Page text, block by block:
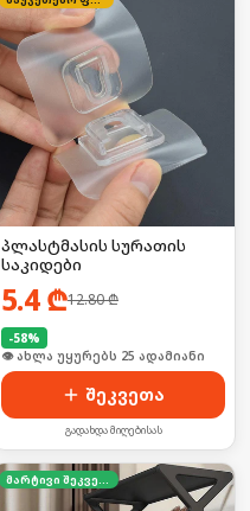
პლასტმასის სურათის
საკიდები
5.4₾12.80₾
-58%
🛒 ბოლო 24სთ-ში იყიდა 38-მა
შეკვეთა
გადახდა მიღებისას